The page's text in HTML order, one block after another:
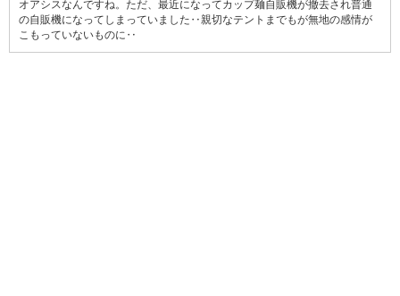
オアシスなんですね。ただ、最近になってカップ麺自販機が撤去され普通
の自販機になってしまっていました‥親切なテントまでもが無地の感情が
こもっていないものに‥